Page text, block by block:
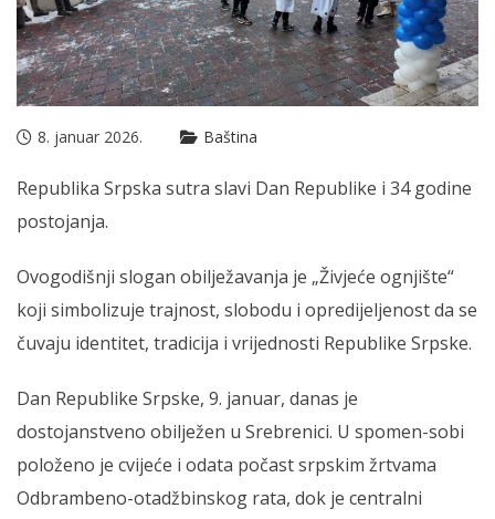
8. januar 2026. Baština
Republika Srpska sutra slavi Dan Republike i 34 godine
postojanja.
Ovogodišnji slogan obilježavanja je „Živjeće ognjište“
koji simbolizuje trajnost, slobodu i opredijeljenost da se
čuvaju identitet, tradicija i vrijednosti Republike Srpske.
Dan Republike Srpske, 9. januar, danas je
dostojanstveno obilježen u Srebrenici. U spomen-sobi
položeno je cvijeće i odata počast srpskim žrtvama
Odbrambeno-otadžbinskog rata, dok je centralni